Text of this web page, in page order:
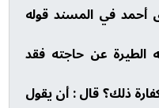
أحمد في المسند قوله
عن حاجته فقد
ذلك؟ قال : أن يقول